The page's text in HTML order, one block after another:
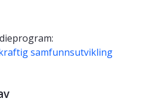
samfunnsutvikling